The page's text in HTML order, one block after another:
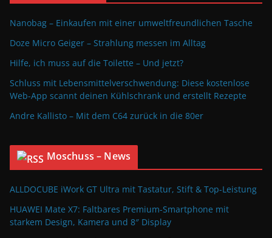
Nanobag – Einkaufen mit einer umweltfreundlichen Tasche
Doze Micro Geiger – Strahlung messen im Alltag
Hilfe, ich muss auf die Toilette – Und jetzt?
Schluss mit Lebensmittelverschwendung: Diese kostenlose
Web-App scannt deinen Kühlschrank und erstellt Rezepte
Andre Kallisto – Mit dem C64 zurück in die 80er
Moschuss – News
ALLDOCUBE iWork GT Ultra mit Tastatur, Stift & Top-Leistung
HUAWEI Mate X7: Faltbares Premium-Smartphone mit
starkem Design, Kamera und 8″ Display